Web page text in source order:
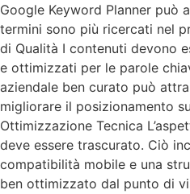
Google Keyword Planner può
termini sono più ricercati nel
di Qualità I contenuti devono
e ottimizzati per le parole
aziendale ben curato può
migliorare il posizionamento
Ottimizzazione Tecnica
deve essere trascurato. Ciò
compatibilità mobile e una
ben ottimizzato dal punto di